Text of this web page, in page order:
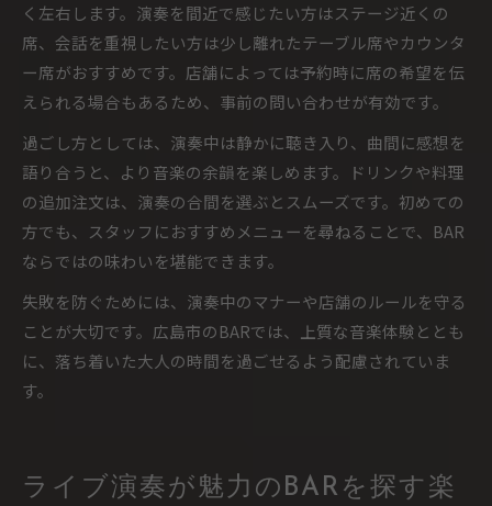
く左右します。演奏を間近で感じたい方はステージ近くの
席、会話を重視したい方は少し離れたテーブル席やカウンタ
ー席がおすすめです。店舗によっては予約時に席の希望を伝
えられる場合もあるため、事前の問い合わせが有効です。
過ごし方としては、演奏中は静かに聴き入り、曲間に感想を
語り合うと、より音楽の余韻を楽しめます。ドリンクや料理
の追加注文は、演奏の合間を選ぶとスムーズです。初めての
方でも、スタッフにおすすめメニューを尋ねることで、BAR
ならではの味わいを堪能できます。
失敗を防ぐためには、演奏中のマナーや店舗のルールを守る
ことが大切です。広島市のBARでは、上質な音楽体験ととも
に、落ち着いた大人の時間を過ごせるよう配慮されていま
す。
ライブ演奏が魅力のBARを探す楽